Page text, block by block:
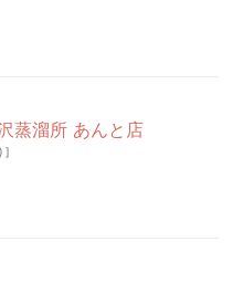
蒸溜所 あんと店
]